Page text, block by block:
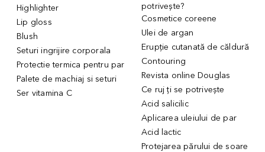
Highlighter
Lip gloss
Blush
Seturi ingrijire corporala
Protectie termica pentru par
Palete de machiaj si seturi
Ser vitamina C
potrivește?
Cosmetice coreene
Ulei de argan
Erupție cutanată de căldură
Contouring
Revista online Douglas
Ce ruj ți se potrivește
Acid salicilic
Aplicarea uleiului de par
Acid lactic
Protejarea părului de soare